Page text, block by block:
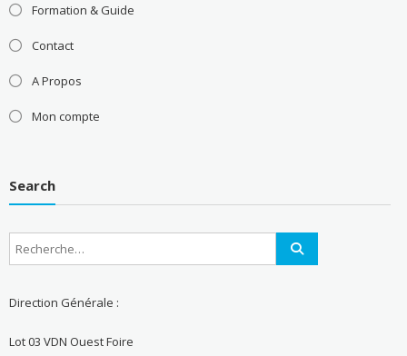
Formation & Guide
Contact
A Propos
Mon compte
Search
Direction Générale :
Lot 03 VDN Ouest Foire